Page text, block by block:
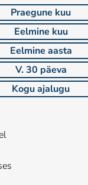
Praegune kuu
Eelmine kuu
Eelmine aasta
V. 30 päeva
Kogu ajalugu